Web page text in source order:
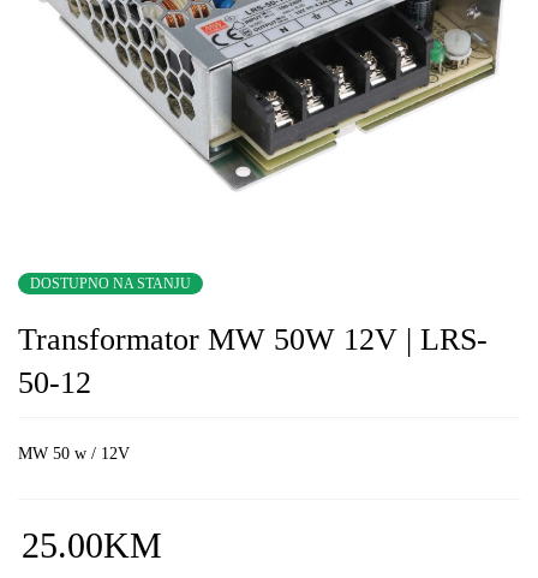
DOSTUPNO NA STANJU
Transformator MW 50W 12V | LRS-
50-12
MW 50 w / 12V
25.00KM